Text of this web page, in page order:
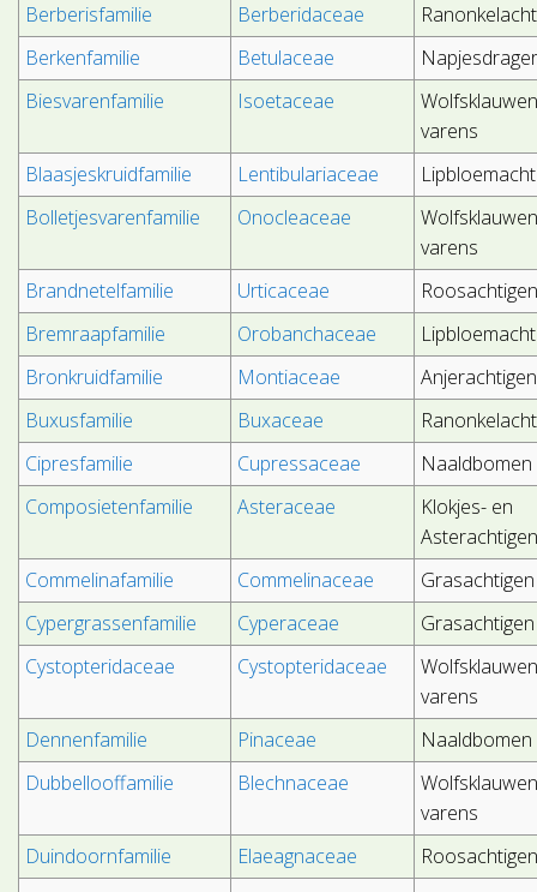
Berberisfamilie
Berberidaceae
Berkenfamilie
Betulaceae
Biesvarenfamilie
Isoetaceae
varens
Blaasjeskruidfamilie
Lentibulariaceae
Bolletjesvarenfamilie
Onocleaceae
varens
Brandnetelfamilie
Urticaceae
Bremraapfamilie
Orobanchaceae
Bronkruidfamilie
Montiaceae
Anjerachtigen
Buxusfamilie
Buxaceae
Cipresfamilie
Cupressaceae
Naaldbomen
Composietenfamilie
Asteraceae
Klokjes- en
Commelinafamilie
Commelinaceae
Grasachtigen
Cypergrassenfamilie
Cyperaceae
Grasachtigen
Cystopteridaceae
Cystopteridaceae
varens
Dennenfamilie
Pinaceae
Naaldbomen
Dubbellooffamilie
Blechnaceae
varens
Duindoornfamilie
Elaeagnaceae